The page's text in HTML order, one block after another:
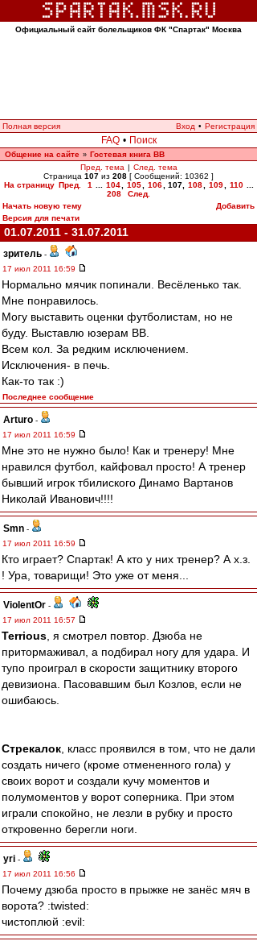
Официальный сайт болельщиков ФК "Спартак" Москва
Полная версия Вход • Регистрация
FAQ • Поиск
Общение на сайте » Гостевая книга ВВ
Пред. тема | След. тема
Страница 107 из 208 [ Сообщений: 10362 ]
На страницу Пред. 1 104 105 106 107 108 109 110
208
След.
Начать новую тему
Добавить
Версия для печати
01.07.2011 - 31.07.2011
зpитель -
17 июл 2011 16:59
Нормально мячик попинали. Весёленько так.
Мне понравилось.
Могу выставить оценки футболистам, но не
буду. Выставлю юзерам ВВ.
Всем кол. За редким исключением.
Исключения- в печь.
Как-то так :)
Последнее сообщение
Arturo -
17 июл 2011 16:59
Мне это не нужно было! Как и тренеру! Мне
нравился футбол, кайфовал просто! А тренер
бывший игрок тбилиского Динамо Вартанов
Николай Иванович!!!!
Smn -
17 июл 2011 16:59
Кто играет? Спартак! А кто у них тренер? А х.з.
! Ура, товарищи! Это уже от меня...
ViolentOr -
17 июл 2011 16:57
Terrious , я смотрел повтор. Дзюба не
притормаживал, а подбирал ногу для удара. И
тупо проиграл в скорости защитнику второго
девизиона. Пасовавшим был Козлов, если не
ошибаюсь.
Стрекалок , класс проявился в том, что не дали
создать ничего (кроме отмененного гола) у
своих ворот и создали кучу моментов и
полумоментов у ворот соперника. При этом
играли спокойно, не лезли в рубку и просто
откровенно берегли ноги.
yri -
17 июл 2011 16:56
Почему дзюба просто в прыжке не занёс мяч в
ворота? :twisted:
чистоплюй :evil: